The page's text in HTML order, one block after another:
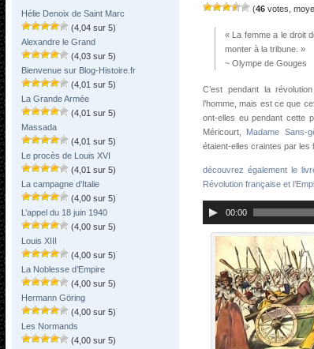
Hélie Denoix de Saint Marc
(4,04 sur 5)
Alexandre le Grand
(4,03 sur 5)
Bienvenue sur Blog-Histoire.fr
(4,01 sur 5)
La Grande Armée
(4,01 sur 5)
Massada
(4,01 sur 5)
Le procès de Louis XVI
(4,01 sur 5)
La campagne d’Italie
(4,00 sur 5)
L’appel du 18 juin 1940
(4,00 sur 5)
Louis XIII
(4,00 sur 5)
La Noblesse d’Empire
(4,00 sur 5)
Hermann Göring
(4,00 sur 5)
Les Normands
(4,00 sur 5)
(46 votes,
« La femme a le droit
monter à la tribune. »
~ Olympe de Gouges
C’est pendant la
l’homme, mais est ce que
ont-elles eu pendant cette
Méricourt, Madame Sans-
étaient-elles craintes par les
découvrez également le
Révolution française et
00:00